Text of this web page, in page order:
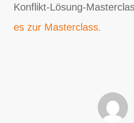
Konflikt-Lösung-
es zur Masterclass.